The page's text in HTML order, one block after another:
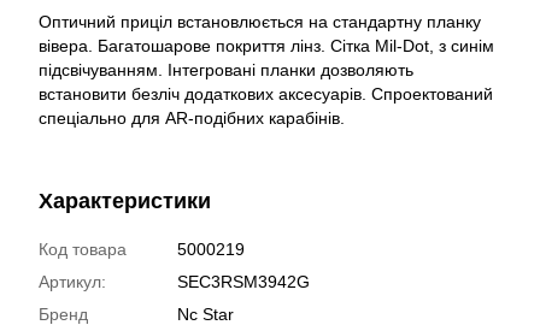
Оптичний приціл встановлюється на стандартну планку
вівера. Багатошарове покриття лінз. Сітка Mil-Dot, з синім
підсвічуванням. Інтегровані планки дозволяють
встановити безліч додаткових аксесуарів. Спроектований
спеціально для AR-подібних карабінів.
Характеристики
Код товара
5000219
Артикул:
SEC3RSM3942G
Бренд
Nc Star